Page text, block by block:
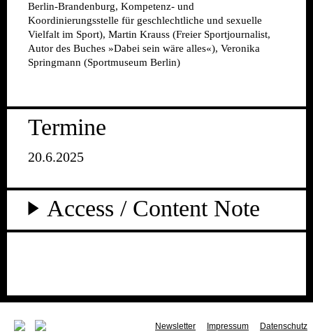
Berlin-Brandenburg, Kompetenz- und
Koordinierungsstelle für geschlechtliche und sexuelle
Vielfalt im Sport), Martin Krauss (Freier Sportjournalist,
Autor des Buches »Dabei sein wäre alles«), Veronika
Springmann (Sportmuseum Berlin)
Termine
20.6.2025
Access / Content Note
Newsletter Impressum Datenschutz